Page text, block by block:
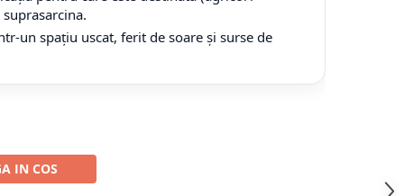
un spațiu uscat, ferit de soare și surse de
IN COS